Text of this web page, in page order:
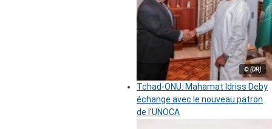
© (DR)
Tchad-ONU: Mahamat Idriss Deby
échange avec le nouveau patron
de l’UNOCA